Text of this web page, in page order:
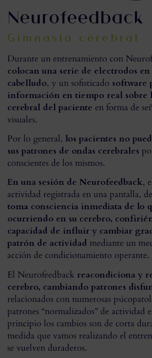
Neurofeedback
Gimnasia cerebral
Durante un entrenamiento con
colocan una serie de electrodos
cabelludo, y un sofisticado software
información en tiempo real sobre
cerebral del paciente en forma de
visuales.
Por lo general, los pacientes no
sus patrones de ondas cerebrales
conscientes de los mismos.
En una sesión de Neurofeedback,
actividad registrada en una pantalla,
toma consciencia inmediata de lo
ocurriendo en su cerebro,
capacidad de influir y cambiar
patrón de actividad mediante un
acción de condicionamiento operante.
El Neurofeedback reacondiciona y
cerebro, cambiando patrones
relacionados con numerosas
patrones “normalizados” de actividad
principio los cambios son de corta
medida que vamos realizando el
se vuelven duraderos.